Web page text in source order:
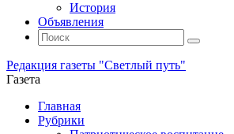
История
Объявления
Поиск
Искать:
Поиск
Редакция газеты "Светлый путь"
Газета
Промотать
Главная
Рубрики